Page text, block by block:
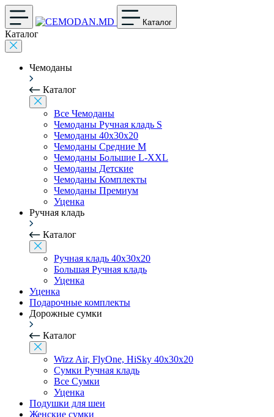
Каталог
Каталог
Чемоданы
Каталог
Все Чемоданы
Чемоданы Ручная кладь S
Чемоданы 40x30x20
Чемоданы Средние M
Чемоданы Большие L-XXL
Чемоданы Детские
Чемоданы Комплекты
Чемоданы Премиум
Уценка
Ручная кладь
Каталог
Ручная кладь 40x30x20
Большая Ручная кладь
Уценка
Уценка
Подарочные комплекты
Дорожные сумки
Каталог
Wizz Air, FlyOne, HiSky 40x30x20
Сумки Ручная кладь
Все Сумки
Уценка
Подушки для шеи
Женские сумки